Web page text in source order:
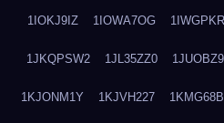
1IOKJ9IZ 1IOWA7OG
1JKQPSW2 1JL35ZZ0
1KJONM1Y 1KJVH227